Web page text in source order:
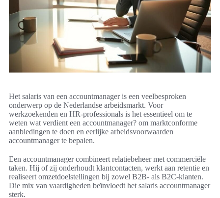
Het salaris van een accountmanager is een veelbesproken
onderwerp op de Nederlandse arbeidsmarkt. Voor
werkzoekenden en HR-professionals is het essentieel om te
weten wat verdient een accountmanager? om marktconforme
aanbiedingen te doen en eerlijke arbeidsvoorwaarden
accountmanager te bepalen.
Een accountmanager combineert relatiebeheer met commerciële
taken. Hij of zij onderhoudt klantcontacten, werkt aan retentie en
realiseert omzetdoelstellingen bij zowel B2B- als B2C-klanten.
Die mix van vaardigheden beïnvloedt het salaris accountmanager
sterk.